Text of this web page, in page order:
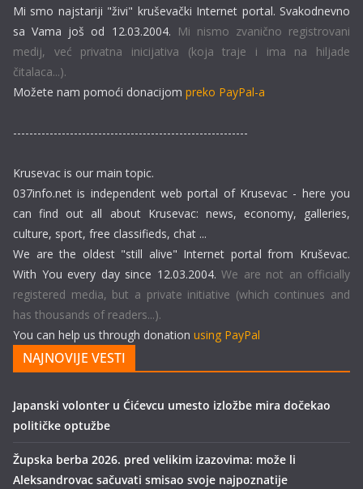
Mi smo najstariji "živi" kruševački Internet portal. Svakodnevno
sa Vama još od 12.03.2004. Mi nismo zvanično registrovani
medij, već privatna inicijativa (koja traje i ima na hiljade
čitalaca...).
Možete nam pomoći donacijom preko PayPal-a
----------------------------------------------------------
Krusevac is our main topic.
037info.net is independent web portal of Krusevac - here you
can find out all about Krusevac: news, economy, galleries,
culture, sport, free classifieds, chat ...
We are the oldest "still alive" Internet portal from Kruševac.
With You every day since 12.03.2004. We are not an officially
registered media, but a private initiative (which continues and
has thousands of readers...).
You can help us through donation using PayPal
NAJNOVIJE VESTI
Japanski volonter u Ćićevcu umesto izložbe mira dočekao
političke optužbe
Župska berba 2026. pred velikim izazovima: može li
Aleksandrovac sačuvati smisao svoje najpoznatije